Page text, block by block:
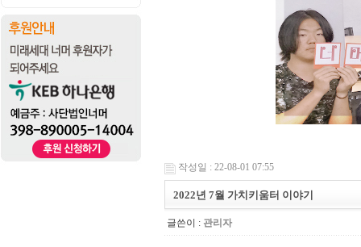
작성일 : 22-08-01 07:55
2022년 7월 가치키움터 이야기
글쓴이 : 관리자